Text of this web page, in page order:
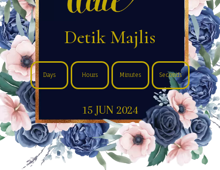
Detik Majlis
Days Hours Minutes Seconds
15 JUN 2024